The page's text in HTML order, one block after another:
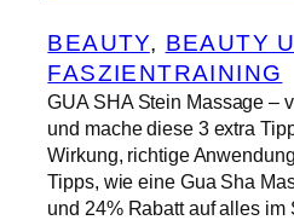
BEAUTY, BEAUTY
FASZIENTRAINING
GUA SHA Stein Massage –
und mache diese 3 extra
Wirkung, richtige
Tipps, wie eine Gua Sha
und 24% Rabatt auf alles im